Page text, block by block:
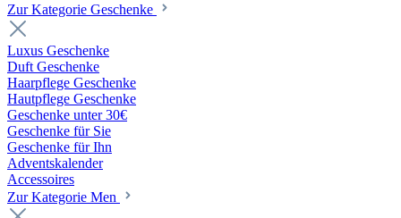
Zur Kategorie Geschenke
Luxus Geschenke
Duft Geschenke
Haarpflege Geschenke
Hautpflege Geschenke
Geschenke unter 30€
Geschenke für Sie
Geschenke für Ihn
Adventskalender
Accessoires
Zur Kategorie Men